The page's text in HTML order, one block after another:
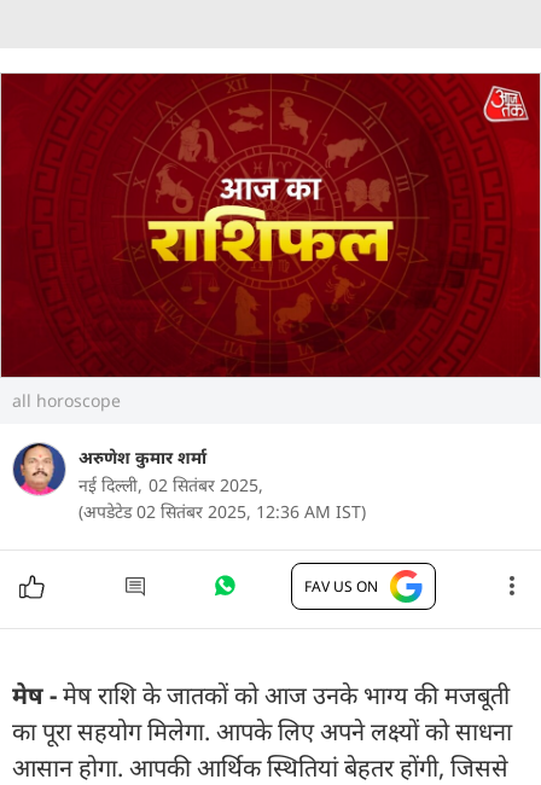
all horoscope
अरुणेश कुमार शर्मा
नई दिल्ली, 02 सितंबर 2025,
(अपडेटेड 02 सितंबर 2025, 12:36 AM IST)
FAV US ON
मेष -मेष राशि के जातकों को आज उनके भाग्य की मजबूती
का पूरा सहयोग मिलेगा. आपके लिए अपने लक्ष्यों को साधना
आसान होगा. आपकी आर्थिक स्थितियां बेहतर होंगी, जिससे